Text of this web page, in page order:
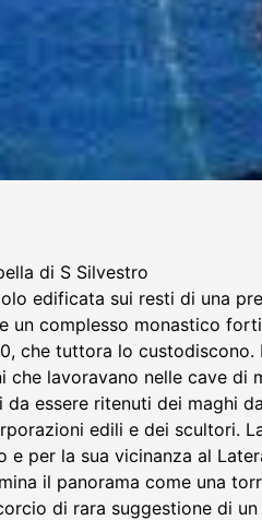
di S Silvestro
edificata sui resti di una
un complesso monastico
che tuttora lo custodiscono.
che lavoravano nelle cave di
essere ritenuti dei maghi
edili e dei scultori.
e per la sua vicinanza al
il panorama come una
di rara suggestione di